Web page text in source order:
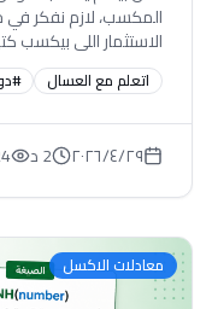
المكسب، لازم نفكر في
الاستثمار اللي بيكسب
اتعلم مع العسال
٢٩‏/٤‏/٢٠٢٦ 2 د
معادلات الاكسل